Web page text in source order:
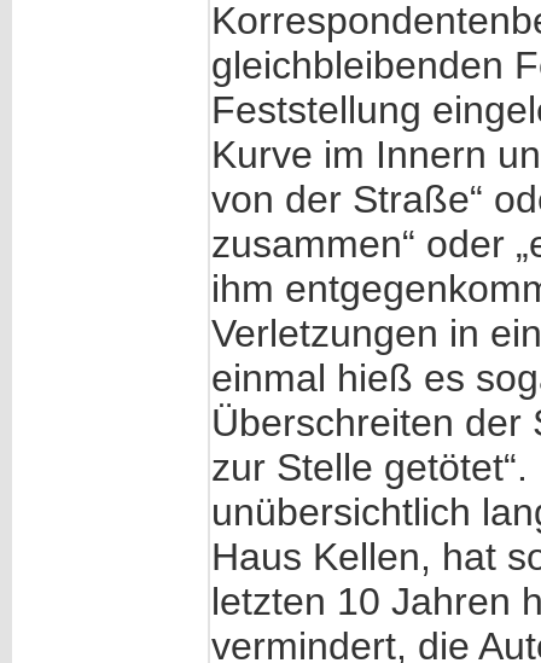
gleichbleibenden
Feststellung
Kurve im Innern
von der Straße“
zusammen“ oder
ihm
Verletzungen in
einmal hieß es
Überschreiten der
zur Stelle
unübersichtlich
Haus Kellen, hat
letzten 10 Jahren
vermindert, die